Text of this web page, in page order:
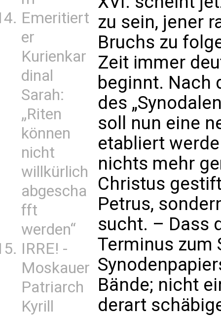
Emeritiert
er
Kurienkar
dinal
Sarah:
„Riten
können
nicht
willkürlich
abgescha
fft
werden“
IRRE! -
Moskauer
Patriarch
Kyrill
zu sein, jener
Bruchs zu
Zeit immer
beginnt. Nach
des
soll nun eine
etabliert
nichts mehr
Christus
Petrus,
sucht. – Dass
Terminus zum
Bände; nicht
derart